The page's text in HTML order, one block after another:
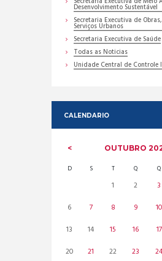
Desenvolvimento Sustentável
Secretaria Executiva de
Serviços Urbanos
Secretaria Executiva de Saúde
Todas as Noticias
Unidade Central de Controle
CALENDARIO
OUTUBRO
D S T Q Q
1 2 3
6
7 8 9 10
13
14 15 16 17
20
21 22 23